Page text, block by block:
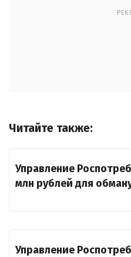
Читайте также:
Управление
млн рублей для
Управление